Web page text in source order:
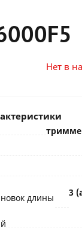
Нет в
длины
3